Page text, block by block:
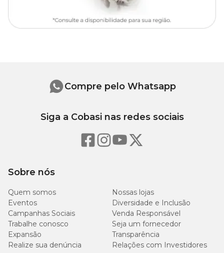
40 22
Como saber a medida do pescoço do pet
Para saber a medida ideal do colar, é preciso medir o pescoço do
uma linha, barbante ou fita. Passe em volta do pescoço do pet,
depois com uma régua ou trena descubra a medida desse objeto
que usou e saberá o tamanho que mais se adapta de acordo com a
tabela na descrição do produto.
Sobre nós
Quem somos
Nossas lojas
Eventos
Diversidade e Inclusão
Campanhas Sociais
Venda Responsável
Trabalhe conosco
Seja um fornecedor
Expansão
Transparência
Realize sua denúncia
Relações com Investidores
Compre pelo Whatsapp
Siga a Cobasi nas redes sociais